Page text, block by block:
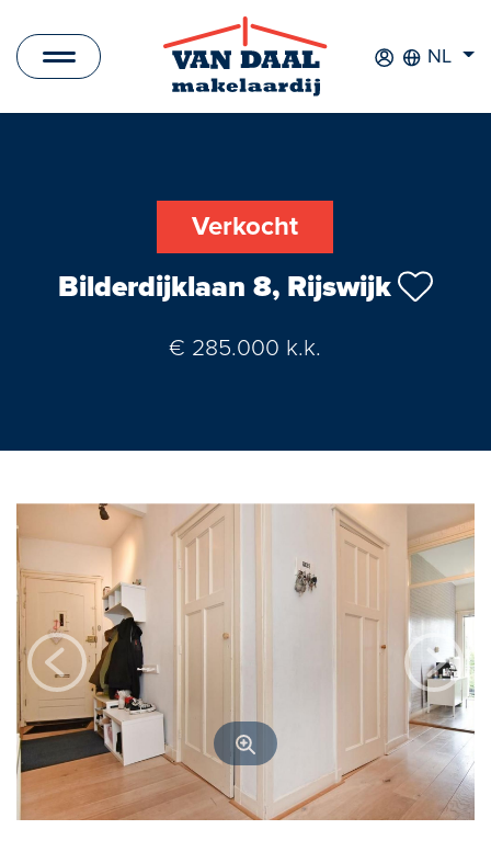
NL
Bedrijfsaanbod
Open huizen
Baerz & Co
Aangekocht
Diensten
Huis verkopen
Huis kopen
Exclusief wonen
Verkocht
Bilderdijklaan 8, Rijswijk
€ 285.000 k.k.